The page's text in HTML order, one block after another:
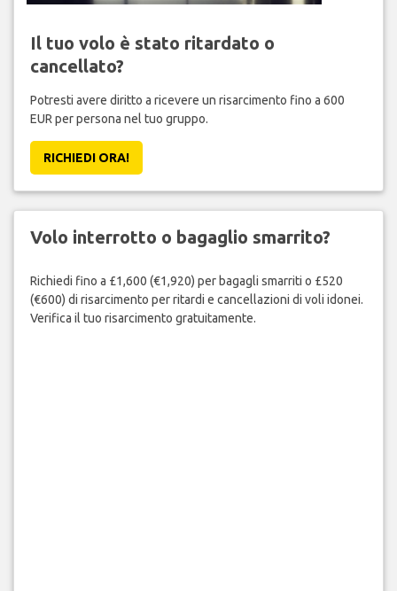
Il tuo volo è stato ritardato o
cancellato?
Potresti avere diritto a ricevere un risarcimento fino a 600
EUR per persona nel tuo gruppo.
RICHIEDI ORA!
Volo interrotto o bagaglio smarrito?
Richiedi fino a £1,600 (€1,920) per bagagli smarriti o £520
(€600) di risarcimento per ritardi e cancellazioni di voli idonei.
Verifica il tuo risarcimento gratuitamente.